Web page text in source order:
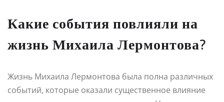
Какие события повлияли на
жизнь Михаила Лермонтова?
Жизнь Михаила Лермонтова была полна различных
событий, которые оказали существенное влияние